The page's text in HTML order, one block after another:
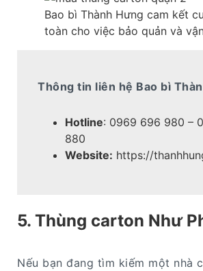
Bao bì Thành Hưng cam kết
toàn cho việc bảo quản và
Thông tin liên hệ Bao bì
Hotline: 0969 696 980 –
880
Website: https://
5. Thùng carton Như
Nếu bạn đang tìm kiếm một nhà